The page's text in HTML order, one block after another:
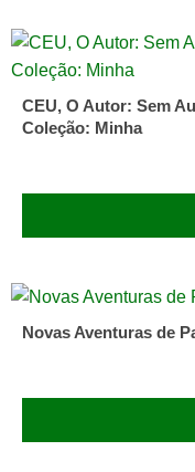
CEU, O Autor: Sem
Coleção: Minha
Novas Aventuras de